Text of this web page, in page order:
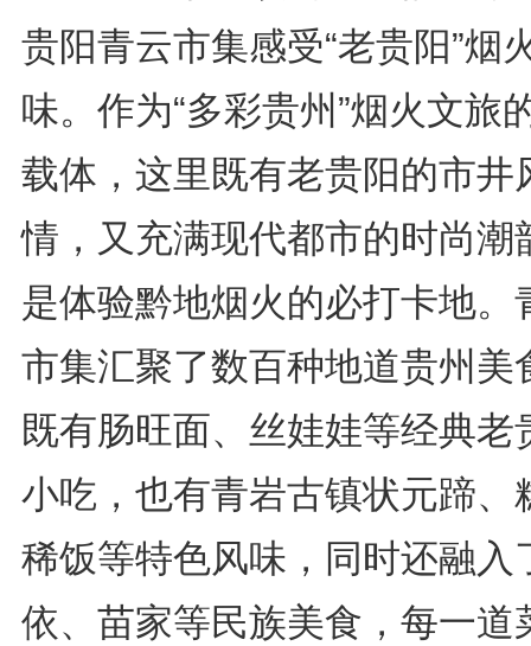
贵阳青云市集感受“老贵阳”烟
味。作为“多彩贵州”烟火文旅
载体，这里既有老贵阳的市井
情，又充满现代都市的时尚潮
是体验黔地烟火的必打卡地。
市集汇聚了数百种地道贵州美
既有肠旺面、丝娃娃等经典老
小吃，也有青岩古镇状元蹄、
稀饭等特色风味，同时还融入
依、苗家等民族美食，每一道